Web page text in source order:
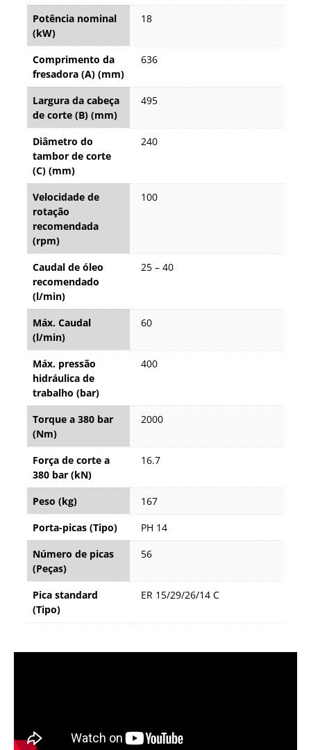
Potência nominal
(kW)
18
Comprimento da
fresadora (A) (mm)
636
Largura da cabeça
de corte (B) (mm)
495
Diâmetro do
tambor de corte
(C) (mm)
240
Velocidade de
rotação
recomendada
(rpm)
100
Caudal de óleo
recomendado
(l/min)
25 – 40
Máx. Caudal
(l/min)
60
Máx. pressão
hidráulica de
trabalho (bar)
400
Torque a 380 bar
(Nm)
2000
Força de corte a
380 bar (kN)
16.7
Peso (kg)
167
Porta-picas (Tipo)
PH 14
Número de picas
(Peças)
56
Pica standard
(Tipo)
ER 15/29/26/14 C